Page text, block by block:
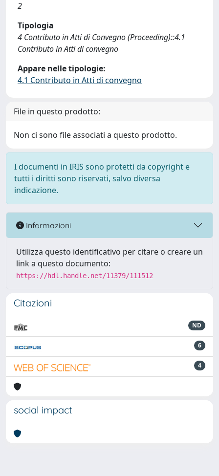
2
Tipologia
4 Contributo in Atti di Convegno (Proceeding)::4.1
Contributo in Atti di convegno
Appare nelle tipologie:
4.1 Contributo in Atti di convegno
File in questo prodotto:
Non ci sono file associati a questo prodotto.
I documenti in IRIS sono protetti da copyright e
tutti i diritti sono riservati, salvo diversa
indicazione.
Informazioni
Utilizza questo identificativo per citare o creare un
link a questo documento:
https://hdl.handle.net/11379/111512
Citazioni
ND
6
4
social impact